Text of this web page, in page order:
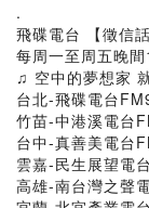
.
飛碟電台 【徵信
每周一至周五晚
♫ 空中的夢想家
台北-飛碟電台
竹苗-中港溪電台
台中-真善美電台
雲嘉-民生展望電
高雄-南台灣之聲